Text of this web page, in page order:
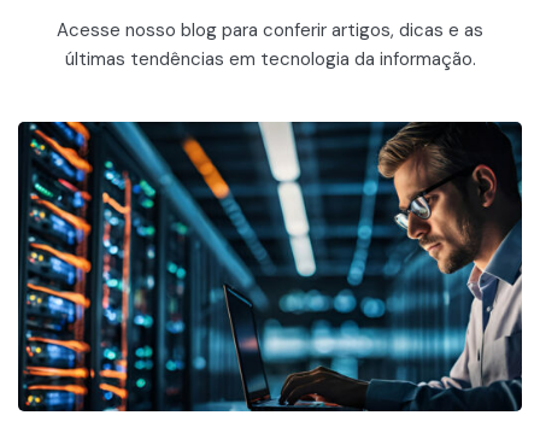
Acesse nosso blog para conferir artigos, dicas e as
últimas tendências em tecnologia da informação.